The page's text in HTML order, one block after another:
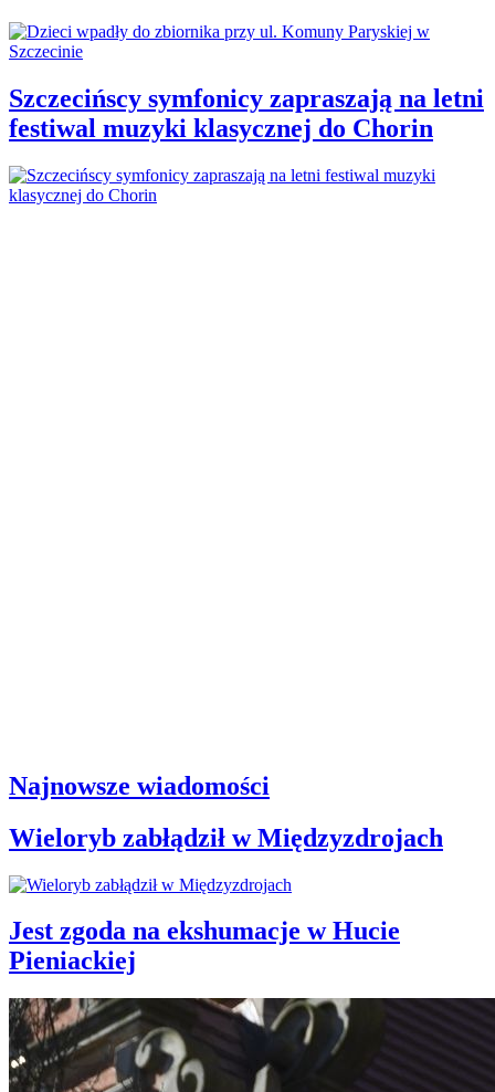
Szczecińscy symfonicy zapraszają na letni
festiwal muzyki klasycznej do Chorin
Najnowsze wiadomości
Wieloryb zabłądził w Międzyzdrojach
Jest zgoda na ekshumacje w Hucie
Pieniackiej